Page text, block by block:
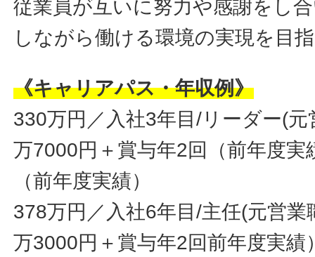
従業員が互いに努力や感謝をし
しながら働ける環境の実現を目
《キャリアパス・年収例》
330万円／入社3年目/リーダー(
万7000円＋賞与年2回（前年度実
（前年度実績）
378万円／入社6年目/主任(元営
万3000円＋賞与年2回前年度実績